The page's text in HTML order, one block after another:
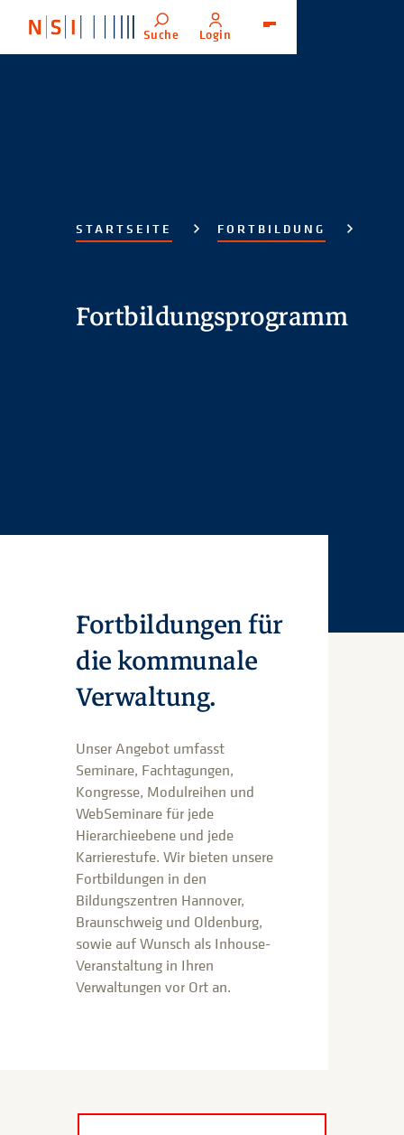
Suche Login
STARTSEITE FORTBILDUNG
Fortbildungsprogramm
Fortbildungen für
die kommunale
Verwaltung.
Unser Angebot umfasst
Seminare, Fachtagungen,
Kongresse, Modulreihen und
WebSeminare für jede
Hierarchieebene und jede
Karrierestufe. Wir bieten unsere
Fortbildungen in den
Bildungszentren Hannover,
Braunschweig und Oldenburg,
sowie auf Wunsch als Inhouse-
Veranstaltung in Ihren
Verwaltungen vor Ort an.